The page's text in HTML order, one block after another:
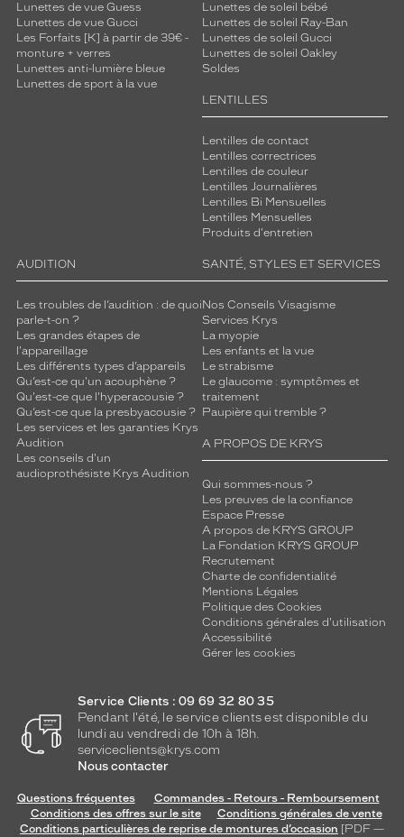
Lunettes de vue Guess
Lunettes de vue Gucci
Les Forfaits [K] à partir de 39€ -
monture + verres
Lunettes anti-lumière bleue
Lunettes de sport à la vue
Lunettes de soleil bébé
Lunettes de soleil Ray-Ban
Lunettes de soleil Gucci
Lunettes de soleil Oakley
Soldes
LENTILLES
Lentilles de contact
Lentilles correctrices
Lentilles de couleur
Lentilles Journalières
Lentilles Bi Mensuelles
Lentilles Mensuelles
Produits d'entretien
AUDITION
Les troubles de l’audition : de quoi
parle-t-on ?
Les grandes étapes de
l'appareillage
Les différents types d’appareils
Qu’est-ce qu'un acouphène ?
Qu'est-ce que l'hyperacousie ?
Qu’est-ce que la presbyacousie ?
Les services et les garanties Krys
Audition
Les conseils d'un
audioprothésiste Krys Audition
SANTÉ, STYLES ET SERVICES
Nos Conseils Visagisme
Services Krys
La myopie
Les enfants et la vue
Le strabisme
Le glaucome : symptômes et
traitement
Paupière qui tremble ?
A PROPOS DE KRYS
Qui sommes-nous ?
Les preuves de la confiance
Espace Presse
A propos de KRYS GROUP
La Fondation KRYS GROUP
Recrutement
Charte de confidentialité
Mentions Légales
Politique des Cookies
Conditions générales d'utilisation
Accessibilité
Gérer les cookies
Service Clients : 09 69 32 80 35
Pendant l'été, le service clients est disponible du
lundi au vendredi de 10h à 18h.
serviceclients@krys.com
Nous contacter
Questions fréquentes
Commandes - Retours - Remboursement
Conditions des offres sur le site
Conditions générales de vente
Conditions particulières de reprise de montures d’occasion [PDF —